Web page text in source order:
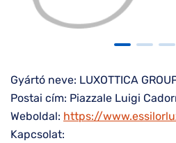
Gyártó neve: LUXOTTICA
Postai cím: Piazzale Luigi
Weboldal: https://
Kapcsolat: